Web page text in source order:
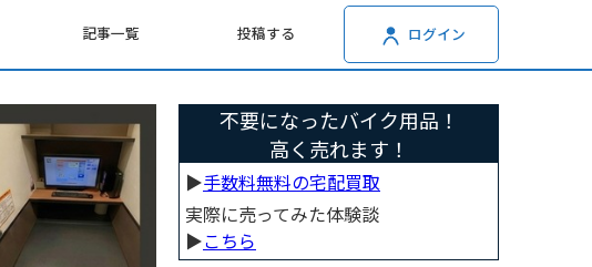
記事一覧 投稿する ログイン
不要になったバイク用品！
高く売れます！
▶︎手数料無料の宅配買取
実際に売ってみた体験談
▶︎こちら